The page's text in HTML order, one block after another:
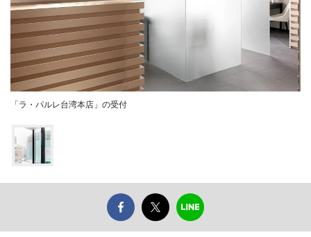
「ラ・パルレ台湾本店」の受付